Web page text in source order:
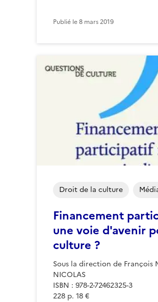
Publié le8 mars 2019
Financement
une voie d'avenir
culture ?
Sous la direction de François
NICOLAS
ISBN : 978-2-72462325-3
228 p. 18 €
Droit de la culture